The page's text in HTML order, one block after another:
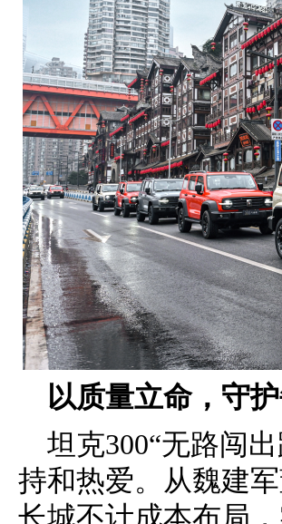
以质量立命，守
坦克300“无路闯
持和热爱。从魏建
长城不计成本布局